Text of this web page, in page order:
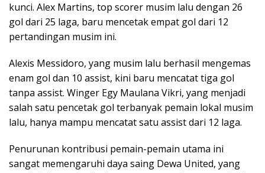
kunci. Alex Martins, top scorer musim lalu dengan 26
gol dari 25 laga, baru mencetak empat gol dari 12
pertandingan musim ini.
Alexis Messidoro, yang musim lalu berhasil mengemas
enam gol dan 10 assist, kini baru mencatat tiga gol
tanpa assist. Winger Egy Maulana Vikri, yang menjadi
salah satu pencetak gol terbanyak pemain lokal musim
lalu, hanya mampu mencatat satu assist dari 12 laga.
Penurunan kontribusi pemain-pemain utama ini
sangat memengaruhi daya saing Dewa United, yang